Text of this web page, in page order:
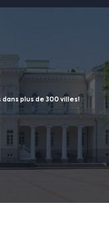
plus de 300 villes!